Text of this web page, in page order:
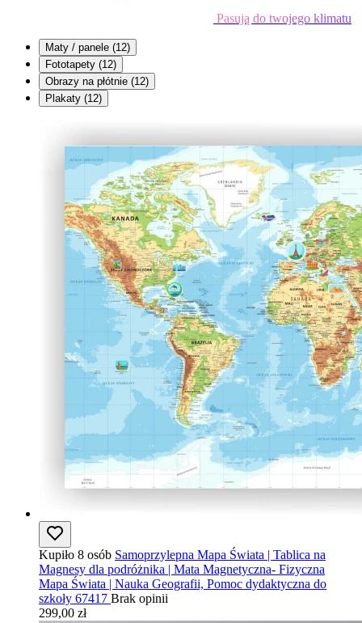
Pasują do twojego klimatu
Maty / panele (12)
Fototapety (12)
Obrazy na płótnie (12)
Plakaty (12)
Kupiło 8 osób Samoprzylepna Mapa Świata | Tablica na
Magnesy dla podróżnika | Mata Magnetyczna- Fizyczna
Mapa Świata | Nauka Geografii, Pomoc dydaktyczna do
szkoły 67417 Brak opinii
299,00 zł